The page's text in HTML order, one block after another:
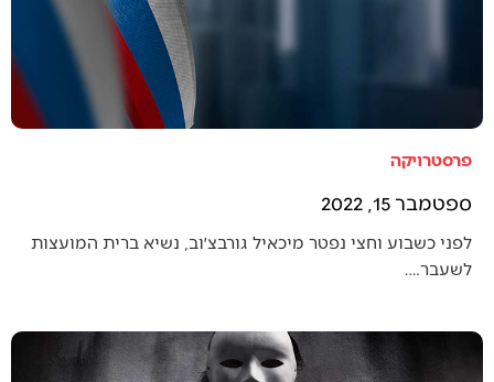
פרסטרויקה
ספטמבר 15, 2022
לפני כשבוע וחצי נפטר מיכאיל גורבצ׳וב, נשיא ברית המועצות
לשעבר.…